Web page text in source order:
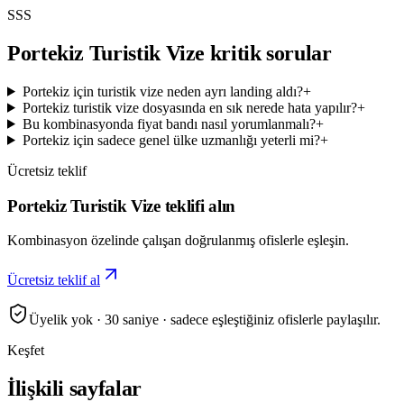
SSS
Portekiz Turistik Vize kritik sorular
Portekiz için turistik vize neden ayrı landing aldı?+
Portekiz turistik vize dosyasında en sık nerede hata yapılır?+
Bu kombinasyonda fiyat bandı nasıl yorumlanmalı?+
Portekiz için sadece genel ülke uzmanlığı yeterli mi?+
Ücretsiz teklif
Portekiz Turistik Vize teklifi alın
Kombinasyon özelinde çalışan doğrulanmış ofislerle eşleşin.
Ücretsiz teklif al
Üyelik yok · 30 saniye · sadece eşleştiğiniz ofislerle paylaşılır.
Keşfet
İlişkili sayfalar